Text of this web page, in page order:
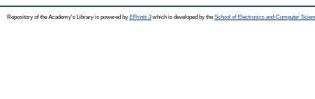
Repository of the Academy's Library is powered by EPrints 3which is developed by the School of Electronics and Computer